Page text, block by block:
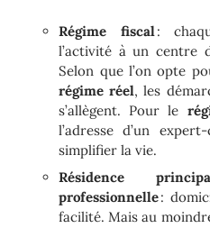
Régime fiscal:
l’activité à un centre
Selon que l’on opte
régime réel, les
s’allègent. Pour le
l’adresse d’un
simplifier la vie.
Résidence
professionnelle:
facilité. Mais au